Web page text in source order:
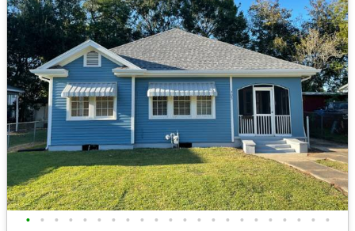
• • • • • • • • • • • • • • • • • • • • • •